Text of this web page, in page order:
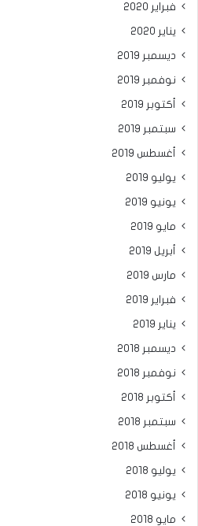
فبراير 2020
يناير 2020
ديسمبر 2019
نوفمبر 2019
أكتوبر 2019
سبتمبر 2019
أغسطس 2019
يوليو 2019
يونيو 2019
مايو 2019
أبريل 2019
مارس 2019
فبراير 2019
يناير 2019
ديسمبر 2018
نوفمبر 2018
أكتوبر 2018
سبتمبر 2018
أغسطس 2018
يوليو 2018
يونيو 2018
مايو 2018